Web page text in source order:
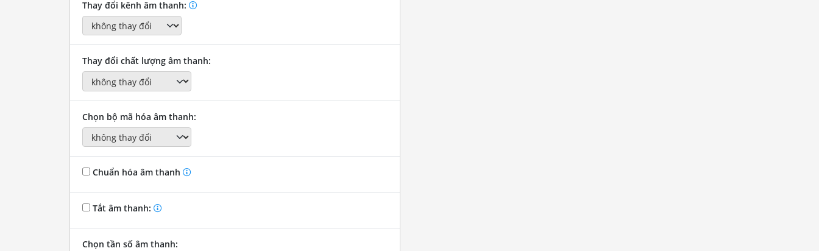
Thay đổi kênh âm thanh:
Thay đổi chất lượng âm thanh:
Chọn bộ mã hóa âm thanh:
Chuẩn hóa âm thanh
Tắt âm thanh:
Chọn tần số âm thanh: